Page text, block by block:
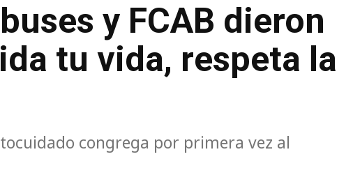
y FCAB dieron
tu vida, respeta la
congrega por primera vez al